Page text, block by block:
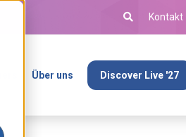
Kontakt
Über uns Discover Live '27